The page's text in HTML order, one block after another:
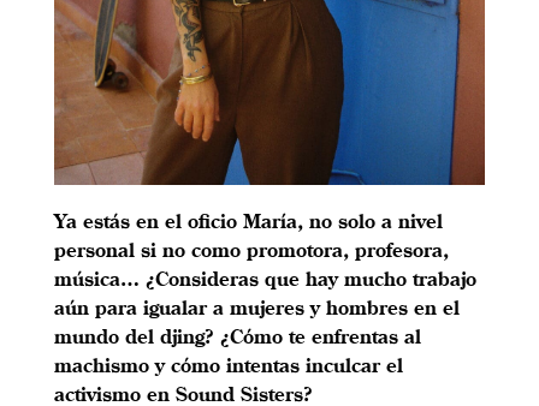
Ya estás en el oficio María, no solo a nivel
personal si no como promotora, profesora,
música… ¿Consideras que hay mucho trabajo
aún para igualar a mujeres y hombres en el
mundo del djing? ¿Cómo te enfrentas al
machismo y cómo intentas inculcar el
activismo en Sound Sisters?